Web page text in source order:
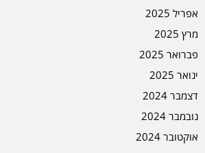
אפריל 2025
מרץ 2025
פברואר 2025
ינואר 2025
דצמבר 2024
נובמבר 2024
אוקטובר 2024